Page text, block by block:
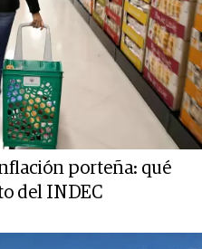
porteña: qué
del INDEC